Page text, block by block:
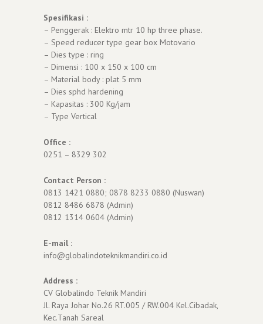
Spesifikasi :
– Penggerak : Elektro mtr 10 hp three phase.
– Speed reducer type gear box Motovario
– Dies type : ring
– Dimensi : 100 x 150 x 100 cm
– Material body : plat 5 mm
– Dies sphd hardening
– Kapasitas : 300 Kg/jam
– Type Vertical
Office :
0251 – 8329 302
Contact Person :
0813 1421 0880; 0878 8233 0880 (Nuswan)
0812 8486 6878 (Admin)
0812 1314 0604 (Admin)
E-mail :
info@globalindoteknikmandiri.co.id
Address :
CV Globalindo Teknik Mandiri
Jl. Raya Johar No.26 RT.005 / RW.004 Kel.Cibadak,
Kec.Tanah Sareal